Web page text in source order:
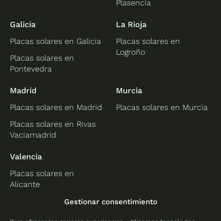
Gestionar consentimiento
Plasencia
Galicia
Placas solares en Galicia
Placas solares en
Pontevedra
La Rioja
Placas solares en
Logroño
Madrid
Placas solares en Madrid
Placas solares en Rivas
Vaciamadrid
Murcia
Placas solares en Murcia
Valencia
Placas solares en
Alicante
Placas solares en